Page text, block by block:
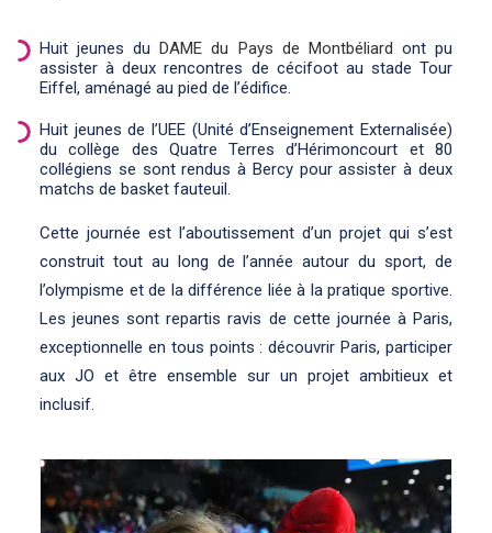
Huit jeunes duDAME du Pays de Montbéliard ont pu
assister à deux rencontres de cécifoot au stade Tour
Eiffel, aménagé au pied de l’édifice.
Huit jeunes de l’UEE (Unité d’Enseignement Externalisée)
du collège des Quatre Terres d’Hérimoncourt et 80
collégiens se sont rendus à Bercy pour assister à deux
matchs de basket fauteuil.
Cette journée est l’aboutissement d’un projet qui s’est
construit tout au long de l’année autour du sport, de
l’olympisme et de la différence liée à la pratique sportive.
Les jeunes sont repartis ravis de cette journée à Paris,
exceptionnelle en tous points : découvrir Paris, participer
aux JO et être ensemble sur un projet ambitieux et
inclusif.